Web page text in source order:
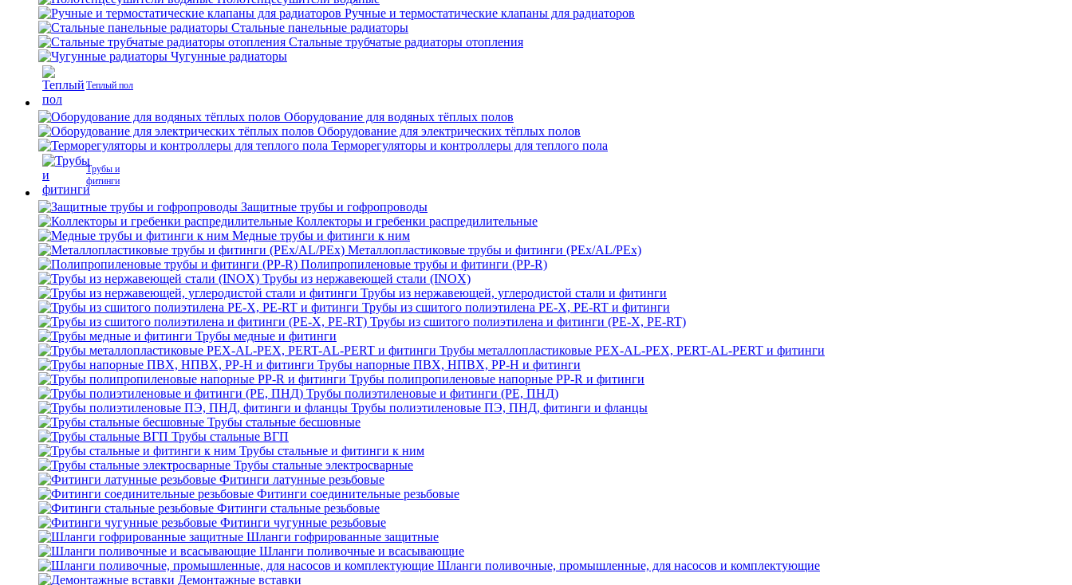
Ручные и термостатические клапаны для радиаторов
Стальные панельные радиаторы
Стальные трубчатые радиаторы отопления
Чугунные радиаторы
Теплый пол
Оборудование для водяных тёплых полов
Оборудование для электрических тёплых полов
Терморегуляторы и контроллеры для теплого пола
Трубы и
фитинги
Защитные трубы и гофропроводы
Коллекторы и гребенки распредилительные
Медные трубы и фитинги к ним
Металлопластиковые трубы и фитинги (PEx/AL/PEx)
Полипропиленовые трубы и фитинги (PP-R)
Трубы из нержавеющей стали (INOX)
Трубы из нержавеющей, углеродистой стали и фитинги
Трубы из сшитого полиэтилена PE-X, PE-RT и фитинги
Трубы из сшитого полиэтилена и фитинги (PE-X, PE-RT)
Трубы медные и фитинги
Трубы металлопластиковые PEX-AL-PEX, PERT-AL-PERT и фитинги
Трубы напорные ПВХ, НПВХ, PP-H и фитинги
Трубы полипропиленовые напорные PP-R и фитинги
Трубы полиэтиленовые и фитинги (PE, ПНД)
Трубы полиэтиленовые ПЭ, ПНД, фитинги и фланцы
Трубы стальные бесшовные
Трубы стальные ВГП
Трубы стальные и фитинги к ним
Трубы стальные электросварные
Фитинги латунные резьбовые
Фитинги соединительные резьбовые
Фитинги стальные резьбовые
Фитинги чугунные резьбовые
Шланги гофрированные защитные
Шланги поливочные и всасывающие
Шланги поливочные, промышленные, для насосов и комплектующие
Демонтажные вставки